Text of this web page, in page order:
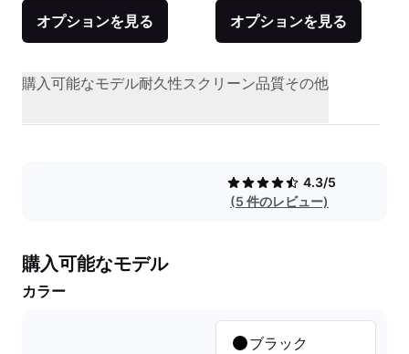
オプションを見る オプションを見る
購入可能なモデル耐久性スクリーン品質その他
4.3/5
(5 件のレビュー)
購入可能なモデル
カラー
ブラック